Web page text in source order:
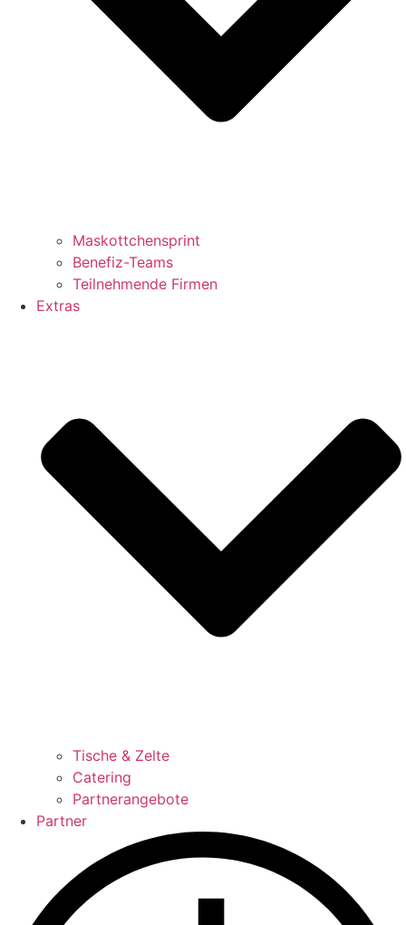
Maskottchensprint
Benefiz-Teams
Teilnehmende Firmen
Extras
Tische & Zelte
Catering
Partnerangebote
Partner